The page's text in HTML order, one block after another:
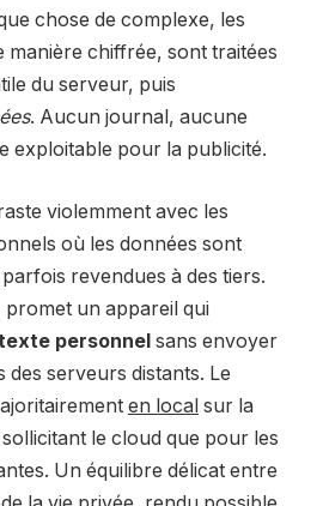
chose de complexe, les
manière chiffrée, sont traitées
du serveur, puis
. Aucun journal, aucune
exploitable pour la publicité.
violemment avec les
où les données sont
revendues à des tiers.
un appareil qui
personnel sans envoyer
serveurs distants. Le
en local sur la
le cloud que pour les
Un équilibre délicat entre